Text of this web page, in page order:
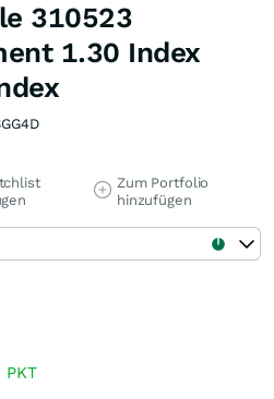
310523
1.30 Index
Zum Portfolio
hinzufügen
PKT